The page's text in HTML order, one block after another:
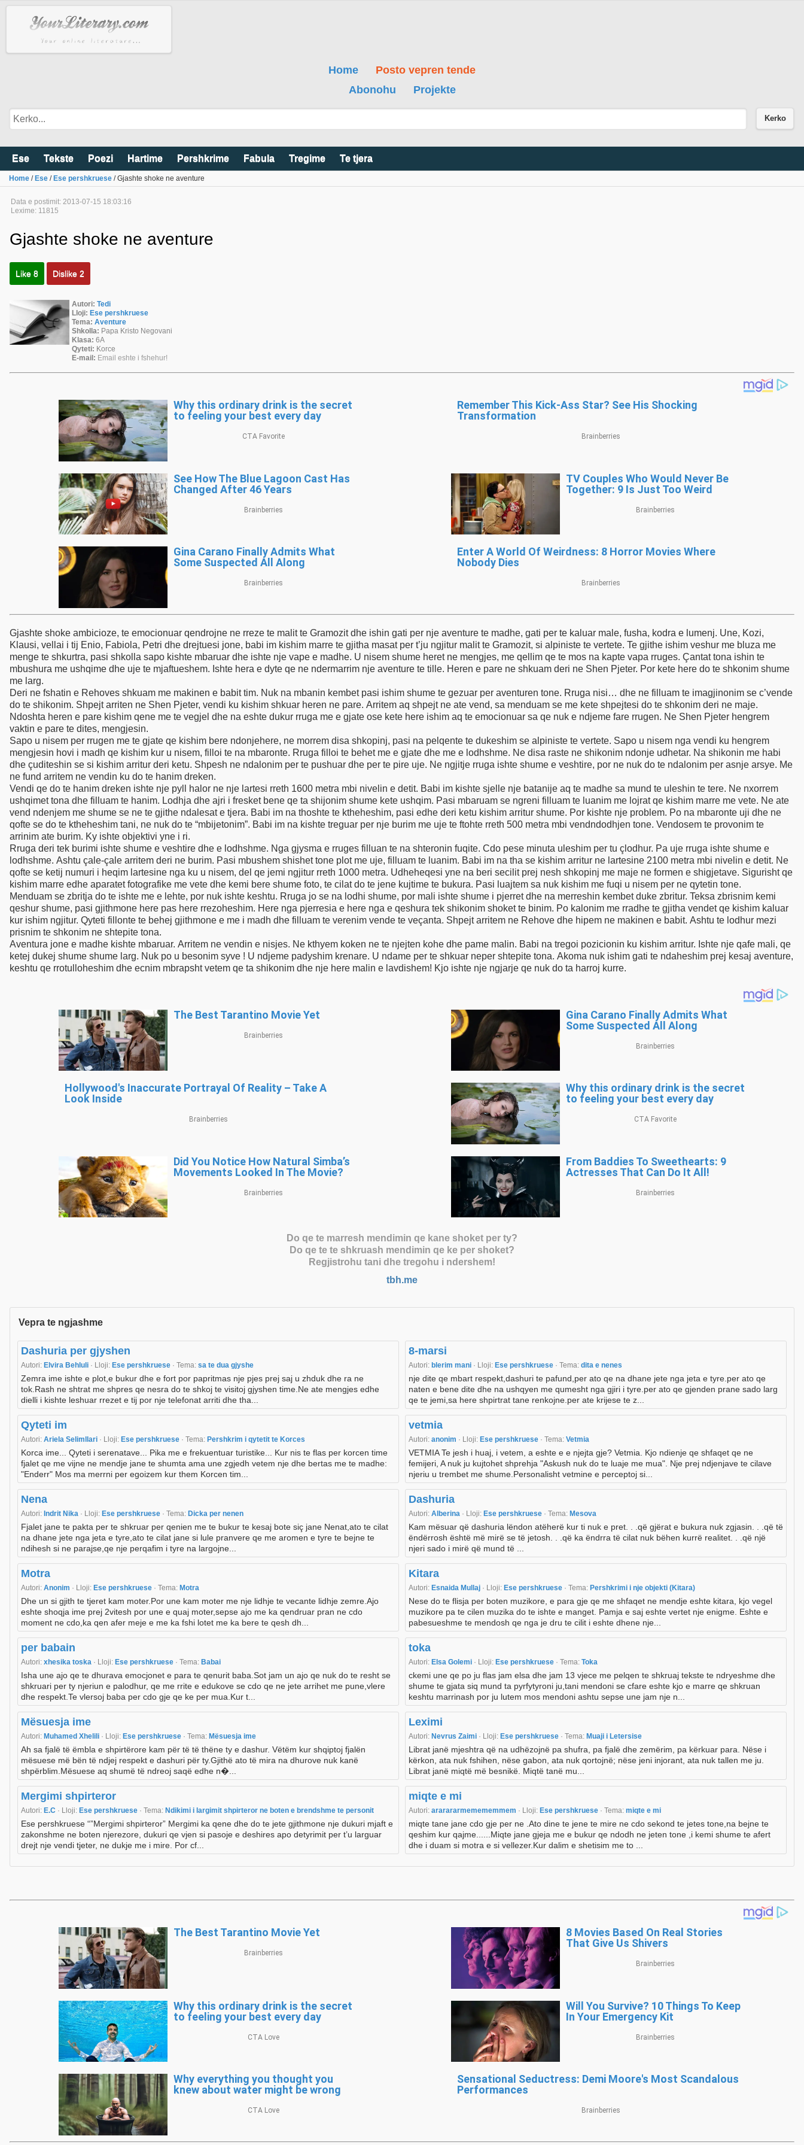
Home
Posto vepren tende
Abonohu
Projekte
Kerko
Ese Tekste Poezi Hartime Pershkrime Fabula Tregime Te tjera
Home / Ese / Ese pershkruese / Gjashte shoke ne aventure
Data e postimit: 2013-07-15 18:03:16
Lexime: 11815
Gjashte shoke ne aventure
Like 8 Dislike 2
Autori: Tedi
Lloji: Ese pershkruese
Tema: Aventure
Shkolla: Papa Kristo Negovani
Klasa: 6A
Qyteti: Korce
E-mail: Email eshte i fshehur!
Gjashte shoke ambicioze, te emocionuar qendrojne ne rreze te malit te Gramozit dhe ishin gati per nje aventure te madhe, gati per te kaluar male, fusha, kodra e lumenj. Une, Kozi,
Klausi, vellai i tij Enio, Fabiola, Petri dhe drejtuesi jone, babi im kishim marre te gjitha masat per t’ju ngjitur malit te Gramozit, si alpiniste te vertete. Te gjithe ishim veshur me bluza me
menge te shkurtra, pasi shkolla sapo kishte mbaruar dhe ishte nje vape e madhe. U nisem shume heret ne mengjes, me qellim qe te mos na kapte vapa rruges. Çantat tona ishin te
mbushura me ushqime dhe uje te mjaftueshem. Ishte hera e dyte qe ne ndermarrim nje aventure te tille. Heren e pare ne shkuam deri ne Shen Pjeter. Por kete here do te shkonim shume
me larg.
Deri ne fshatin e Rehoves shkuam me makinen e babit tim. Nuk na mbanin kembet pasi ishim shume te gezuar per aventuren tone. Rruga nisi… dhe ne filluam te imagjinonim se c’vende
do te shikonim. Shpejt arriten ne Shen Pjeter, vendi ku kishim shkuar heren ne pare. Arritem aq shpejt ne ate vend, sa menduam se me kete shpejtesi do te shkonim deri ne maje.
Ndoshta heren e pare kishim qene me te vegjel dhe na eshte dukur rruga me e gjate ose kete here ishim aq te emocionuar sa qe nuk e ndjeme fare rrugen. Ne Shen Pjeter hengrem
vaktin e pare te dites, mengjesin.
Sapo u nisem per rrugen me te gjate qe kishim bere ndonjehere, ne morrem disa shkopinj, pasi na pelqente te dukeshim se alpiniste te vertete. Sapo u nisem nga vendi ku hengrem
mengjesin hovi i madh qe kishim kur u nisem, filloi te na mbaronte. Rruga filloi te behet me e gjate dhe me e lodhshme. Ne disa raste ne shikonim ndonje udhetar. Na shikonin me habi
dhe çuditeshin se si kishim arritur deri ketu. Shpesh ne ndalonim per te pushuar dhe per te pire uje. Ne ngjitje rruga ishte shume e veshtire, por ne nuk do te ndalonim per asnje arsye. Me
ne fund arritem ne vendin ku do te hanim dreken.
Vendi qe do te hanim dreken ishte nje pyll halor ne nje lartesi rreth 1600 metra mbi nivelin e detit. Babi im kishte sjelle nje batanije aq te madhe sa mund te uleshin te tere. Ne nxorrem
ushqimet tona dhe filluam te hanim. Lodhja dhe ajri i fresket bene qe ta shijonim shume kete ushqim. Pasi mbaruam se ngreni filluam te luanim me lojrat qe kishim marre me vete. Ne ate
vend ndenjem me shume se ne te gjithe ndalesat e tjera. Babi im na thoshte te ktheheshim, pasi edhe deri ketu kishim arritur shume. Por kishte nje problem. Po na mbaronte uji dhe ne
qofte se do te ktheheshim tani, ne nuk do te “mbijetonim”. Babi im na kishte treguar per nje burim me uje te ftohte rreth 500 metra mbi vendndodhjen tone. Vendosem te provonim te
arrinim ate burim. Ky ishte objektivi yne i ri.
Rruga deri tek burimi ishte shume e veshtire dhe e lodhshme. Nga gjysma e rruges filluan te na shteronin fuqite. Cdo pese minuta uleshim per tu çlodhur. Pa uje rruga ishte shume e
lodhshme. Ashtu çale-çale arritem deri ne burim. Pasi mbushem shishet tone plot me uje, filluam te luanim. Babi im na tha se kishim arritur ne lartesine 2100 metra mbi nivelin e detit. Ne
qofte se ketij numuri i heqim lartesine nga ku u nisem, del qe jemi ngjitur rreth 1000 metra. Udheheqesi yne na beri secilit prej nesh shkopinj me maje ne formen e shigjetave. Sigurisht qe
kishim marre edhe aparatet fotografike me vete dhe kemi bere shume foto, te cilat do te jene kujtime te bukura. Pasi luajtem sa nuk kishim me fuqi u nisem per ne qytetin tone.
Menduam se zbritja do te ishte me e lehte, por nuk ishte keshtu. Rruga jo se na lodhi shume, por mali ishte shume i pjerret dhe na merreshin kembet duke zbritur. Teksa zbrisnim kemi
qeshur shume, pasi gjithmone here pas here rrezoheshim. Here nga pjerresia e here nga e qeshura tek shikonim shoket te binim. Po kalonim me rradhe te gjitha vendet qe kishim kaluar
kur ishim ngjitur. Qyteti fillonte te behej gjithmone e me i madh dhe filluam te verenim vende te veçanta. Shpejt arritem ne Rehove dhe hipem ne makinen e babit. Ashtu te lodhur mezi
prisnim te shkonim ne shtepite tona.
Aventura jone e madhe kishte mbaruar. Arritem ne vendin e nisjes. Ne kthyem koken ne te njejten kohe dhe pame malin. Babi na tregoi pozicionin ku kishim arritur. Ishte nje qafe mali, qe
ketej dukej shume shume larg. Nuk po u besonim syve ! U ndjeme padyshim krenare. U ndame per te shkuar neper shtepite tona. Akoma nuk ishim gati te ndaheshim prej kesaj aventure,
keshtu qe rrotulloheshim dhe ecnim mbrapsht vetem qe ta shikonim dhe nje here malin e lavdishem! Kjo ishte nje ngjarje qe nuk do ta harroj kurre.
Do qe te marresh mendimin qe kane shoket per ty?
Do qe te te shkruash mendimin qe ke per shoket?
Regjistrohu tani dhe tregohu i ndershem!
tbh.me
Vepra te ngjashme
Dashuria per gjyshen
Autori: Elvira Behluli · Lloji: Ese pershkruese · Tema: sa te dua gjyshe
Zemra ime ishte e plot,e bukur dhe e fort por papritmas nje pjes prej saj u zhduk dhe ra ne
tok.Rash ne shtrat me shpres qe nesra do te shkoj te visitoj gjyshen time.Ne ate mengjes edhe
dielli i kishte leshuar rrezet e tij por nje telefonat arriti dhe tha...
8-marsi
Autori: blerim mani · Lloji: Ese pershkruese · Tema: dita e nenes
nje dite qe mbart respekt,dashuri te pafund,per ato qe na dhane jete nga jeta e tyre.per ato qe
naten e bene dite dhe na ushqyen me qumesht nga gjiri i tyre.per ato qe gjenden prane sado larg
qe te jemi,sa here shpirtrat tane renkojne.per ate krijese te z...
Qyteti im
Autori: Ariela Selimllari · Lloji: Ese pershkruese · Tema: Pershkrim i qytetit te Korces
Korca ime... Qyteti i serenatave... Pika me e frekuentuar turistike... Kur nis te flas per korcen time
fjalet qe me vijne ne mendje jane te shumta ama une zgjedh vetem nje dhe bertas me te madhe:
"Enderr" Mos ma merrni per egoizem kur them Korcen tim...
vetmia
Autori: anonim · Lloji: Ese pershkruese · Tema: Vetmia
VETMIA Te jesh i huaj, i vetem, a eshte e e njejta gje? Vetmia. Kjo ndienje qe shfaqet qe ne
femijeri, A nuk ju kujtohet shprehja "Askush nuk do te luaje me mua". Nje prej ndjenjave te cilave
njeriu u trembet me shume.Personalisht vetmine e perceptoj si...
Nena
Autori: Indrit Nika · Lloji: Ese pershkruese · Tema: Dicka per nenen
Fjalet jane te pakta per te shkruar per qenien me te bukur te kesaj bote siç jane Nenat,ato te cilat
na dhane jete nga jeta e tyre,ato te cilat jane si lule pranvere qe me aromen e tyre te bejne te
ndihesh si ne parajse,qe nje perqafim i tyre na largojne...
Dashuria
Autori: Alberina · Lloji: Ese pershkruese · Tema: Mesova
Kam mësuar që dashuria lëndon atëherë kur ti nuk e pret. . .që gjërat e bukura nuk zgjasin. . .që të
ëndërrosh është më mirë se të jetosh. . .që ka ëndrra të cilat nuk bëhen kurrë realitet. . .që një
njeri sado i mirë që mund të ...
Motra
Autori: Anonim · Lloji: Ese pershkruese · Tema: Motra
Dhe un si gjith te tjeret kam moter.Por une kam moter me nje lidhje te vecante lidhje zemre.Ajo
eshte shoqja ime prej 2vitesh por une e quaj moter,sepse ajo me ka qendruar pran ne cdo
moment ne cdo,ka qen afer meje e me ka fshi lotet me ka bere te qesh dh...
Kitara
Autori: Esnaida Mullaj · Lloji: Ese pershkruese · Tema: Pershkrimi i nje objekti (Kitara)
Nese do te flisja per boten muzikore, e para gje qe me shfaqet ne mendje eshte kitara, kjo vegel
muzikore pa te cilen muzika do te ishte e manget. Pamja e saj eshte vertet nje enigme. Eshte e
pabesueshme te mendosh qe nga je dru te cilit i eshte dhene nje...
per babain
Autori: xhesika toska · Lloji: Ese pershkruese · Tema: Babai
Isha une ajo qe te dhurava emocjonet e para te qenurit baba.Sot jam un ajo qe nuk do te resht se
shkruari per ty njeriun e palodhur, qe me rrite e edukove se cdo qe ne jete arrihet me pune,vlere
dhe respekt.Te vlersoj baba per cdo gje qe ke per mua.Kur t...
toka
Autori: Elsa Golemi · Lloji: Ese pershkruese · Tema: Toka
ckemi une qe po ju flas jam elsa dhe jam 13 vjece me pelqen te shkruaj tekste te ndryeshme dhe
shume te gjata siq mund ta pyrfytyroni ju,tani mendoni se cfare eshte kjo e marre qe shkruan
keshtu marrinash por ju lutem mos mendoni ashtu sepse une jam nje n...
Mësuesja ime
Autori: Muhamed Xhelili · Lloji: Ese pershkruese · Tema: Mësuesja ime
Ah sa fjalë të ëmbla e shpirtërore kam për të të thëne ty e dashur. Vëtëm kur shqiptoj fjalën
mësuese më bën të ndjej respekt e dashuri për ty.Gjithë ato të mira na dhurove nuk kanë
shpërblim.Mësuese aq shumë të ndreoj saqë edhe n�...
Leximi
Autori: Nevrus Zaimi · Lloji: Ese pershkruese · Tema: Muaji i Letersise
Librat janë mjeshtra që na udhëzojnë pa shufra, pa fjalë dhe zemërim, pa kërkuar para. Nëse i
kërkon, ata nuk fshihen, nëse gabon, ata nuk qortojnë; nëse jeni injorant, ata nuk tallen me ju.
Librat janë miqtë më besnikë. Miqtë tanë mu...
Mergimi shpirteror
Autori: E.C · Lloji: Ese pershkruese · Tema: Ndikimi i largimit shpirteror ne boten e brendshme te personit
Ese pershkruese “”Mergimi shpirteror” Mergimi ka qene dhe do te jete gjithmone nje dukuri mjaft e
zakonshme ne boten njerezore, dukuri qe vjen si pasoje e deshires apo detyrimit per t’u larguar
drejt nje vendi tjeter, ne dukje me i mire. Por cf...
miqte e mi
Autori: ararararmemememmem · Lloji: Ese pershkruese · Tema: miqte e mi
miqte tane jane cdo gje per ne .Ato dine te jene te mire ne cdo sekond te jetes tone,na bejne te
qeshim kur qajme......Miqte jane gjeja me e bukur qe ndodh ne jeten tone ,i kemi shume te afert
dhe i duam si motra e si vellezer.Kur dalim e shetisim me to ...